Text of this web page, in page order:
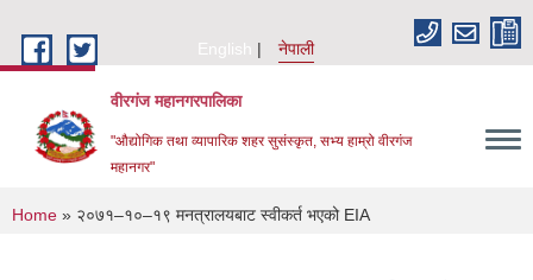
English
नेपाली
वीरगंज महानगरपालिका
"औद्योगिक तथा व्यापारिक शहर सुसंस्कृत, सभ्य हाम्रो वीरगंज
महानगर"
You are here
Home » २०७१–१०–१९ मनत्रालयबाट स्वीकर्त भएको EIA